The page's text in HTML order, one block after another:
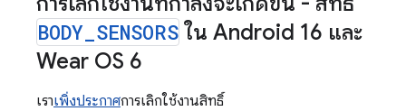
BODY SENSORS ใน Android 16 และ
Wear OS 6
เราเพิ่งประกาศการเลิกใช้งานสิทธิ์